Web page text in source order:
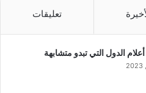
تعليقات
الدول التي تبدو متشابهة